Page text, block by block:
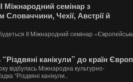
Міжнародний семінар з
Словаччини, Чехії, Австрії й
ІІ Міжнародний семінар
канікули” до країн
відбулась Міжнародна культурно-
“Різдвяні канікули..